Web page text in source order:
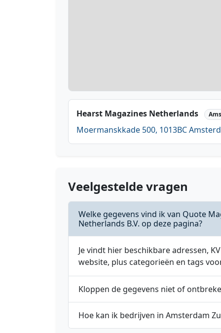
Hearst Magazines Netherlands
Moermanskkade 500, 1013BC
Veelgestelde vragen
Welke gegevens vind ik van Quote
Netherlands B.V. op deze pagina?
Je vindt hier beschikbare adressen,
website, plus categorieën en tags
Kloppen de gegevens niet of
Hoe kan ik bedrijven in Amsterdam